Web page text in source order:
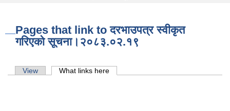
Pages that link to दरभाउपत्र स्वीकृत
गरिएको सूचना।२०८३.०२.१९
Primary tabs
View What links here